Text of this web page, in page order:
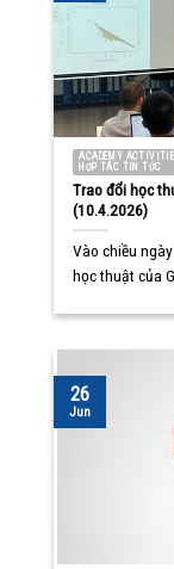
ACADEMY
HỢP TÁC TIN TỨC
Trao đổi học
(10.4.2026)
Vào chiều
học thuật của
26
Jun